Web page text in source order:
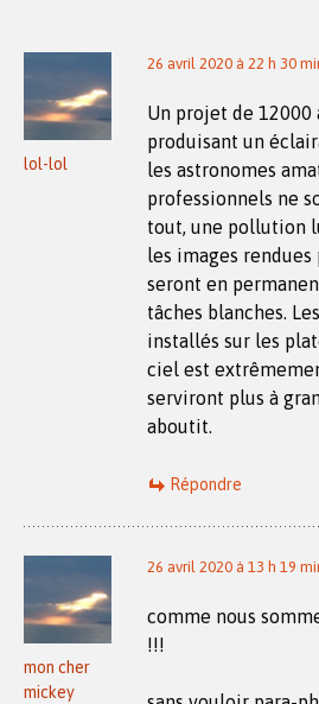
lol-lol
26 avril 2020 à 22 h 30
Un projet de 12000
produisant un
les astronomes
professionnels ne
tout, une pollution
les images
seront en
tâches blanches.
installés sur les
ciel est
serviront plus à
aboutit.
Répondre
mon cher
mickey
26 avril 2020 à 13 h 19
comme nous
!!!